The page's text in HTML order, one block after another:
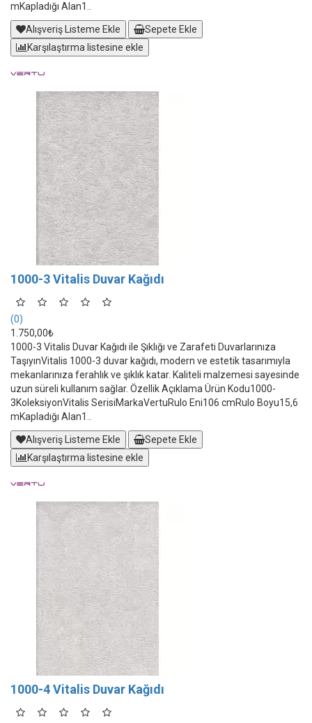
mKapladığı Alan1..
Alışveriş Listeme Ekle
Sepete Ekle
Karşılaştırma listesine ekle
1000-3 Vitalis Duvar Kağıdı
(0)
1.750,00₺
1000-3 Vitalis Duvar Kağıdı ile Şıklığı ve Zarafeti Duvarlarınıza
TaşıyınVitalis 1000-3 duvar kağıdı, modern ve estetik tasarımıyla
mekanlarınıza ferahlık ve şıklık katar. Kaliteli malzemesi sayesinde
uzun süreli kullanım sağlar. Özellik Açıklama Ürün Kodu1000-
3KoleksiyonVitalis SerisiMarkaVertuRulo Eni106 cmRulo Boyu15,6
mKapladığı Alan1..
Alışveriş Listeme Ekle
Sepete Ekle
Karşılaştırma listesine ekle
1000-4 Vitalis Duvar Kağıdı